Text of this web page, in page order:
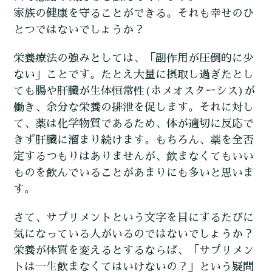
家族の健康を守ることができる。それも幸せのひ
とつではないでしょうか？
栄養療法の強みとしては、「副作用が圧倒的に少
ない」ことです。たとえ大量に摂取し過ぎたとし
ても腸や肝臓が生体恒常性(ホメオスターシス)が
働き、余分な栄養の排泄を促します。それに対し
て、薬は化学物質であるため、体が適切に反応で
きず肝臓に溜まり続けます。もちろん、薬を全否
定するつもりはありませんが、飲まなくてもいい
ものを飲んでいることがあまりにも多いと思いま
す。
さて、サプリメントという文字を目にするたびに
気になっている人がいるのではないでしょうか？
栄養が体質を変えるとするならば、「サプリメン
トは一生飲まなくてはいけないの？」という疑問